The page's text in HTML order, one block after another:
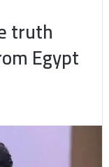
truth
Egypt